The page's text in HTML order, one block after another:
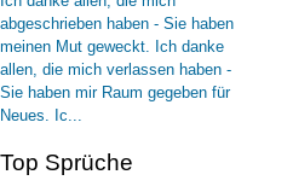
Top Sprüche